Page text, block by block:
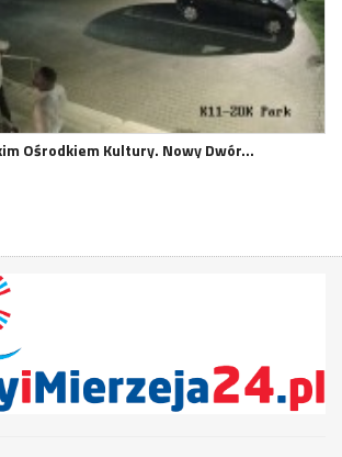
Ośrodkiem Kultury. Nowy Dwór…